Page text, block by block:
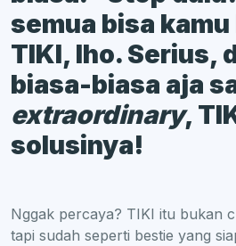
semua bisa
TIKI, lho. Serius,
biasa-biasa aja
extraordinary,
solusinya!
Nggak percaya? TIKI itu bukan
tapi sudah seperti bestie yang